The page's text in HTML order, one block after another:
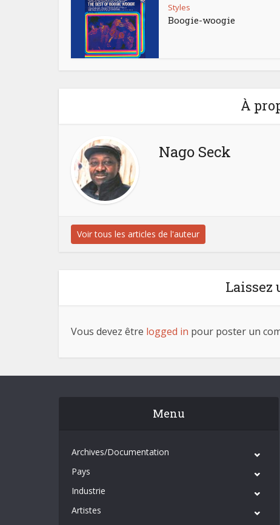
Styles
Boogie-woogie
À
Nago Seck
Voir tous les articles de l'auteur
Laissez
Vous devez être logged in pour poster un
Menu
Archives/Documentation
Pays
Industrie
Artistes